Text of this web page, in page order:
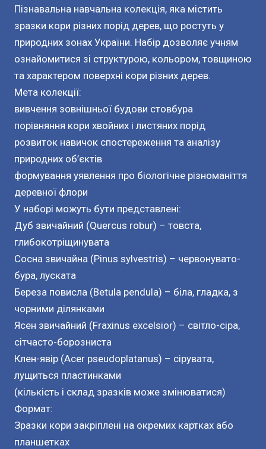
Пізнавальна навчальна колекція, яка містить
зразки кори різних порід дерев, що ростуть у
природних зонах України. Набір дозволяє учням
ознайомитися зі структурою, кольором, товщиною
та характером поверхні кори різних дерев.
Мета колекції:
вивчення зовнішньої будови стовбура
порівняння кори хвойних і листяних порід
розвиток навичок спостереження та аналізу
природних об’єктів
формування уявлення про біологічне різноманіття
деревної флори
У наборі можуть бути представлені:
Дуб звичайний (Quercus robur) – товста,
глибокотріщинувата
Сосна звичайна (Pinus sylvestris) – червонувато-
бура, луската
Береза повисла (Betula pendula) – біла, гладка, з
чорними ділянками
Ясен звичайний (Fraxinus excelsior) – світло-сіра,
сітчасто-борозниста
Клен-явір (Acer pseudoplatanus) – сірувата,
лущиться пластинками
(кількість і склад зразків може змінюватися)
Формат:
Зразки кори закріплені на окремих картках або
планшетках